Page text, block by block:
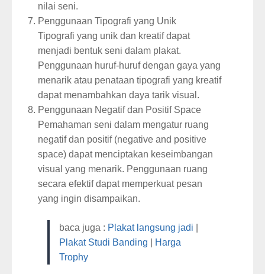
nilai seni.
Penggunaan Tipografi yang Unik
Tipografi yang unik dan kreatif dapat
menjadi bentuk seni dalam plakat.
Penggunaan huruf-huruf dengan gaya yang
menarik atau penataan tipografi yang kreatif
dapat menambahkan daya tarik visual.
Penggunaan Negatif dan Positif Space
Pemahaman seni dalam mengatur ruang
negatif dan positif (negative and positive
space) dapat menciptakan keseimbangan
visual yang menarik. Penggunaan ruang
secara efektif dapat memperkuat pesan
yang ingin disampaikan.
baca juga : Plakat langsung jadi
Plakat Studi Banding
Harga
Trophy